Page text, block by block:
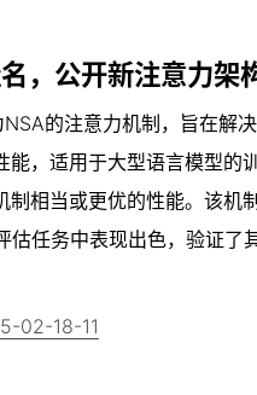
，公开新注意力架
的注意力机制，旨在解
，适用于大型语言模型
相当或更优的性能。该机
任务中表现出色，验证
02-18-11